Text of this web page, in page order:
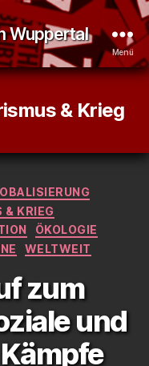
Wuppertal
Menü
& Krieg
& KRIEG
ÖKOLOGIE
WELTWEIT
zum
und